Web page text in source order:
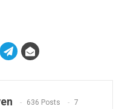
636 Posts 7